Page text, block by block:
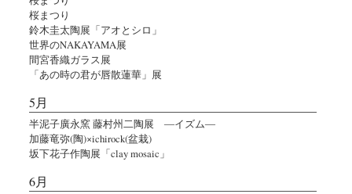
桜まつり
鈴木圭太陶展「アオとシロ」
世界のNAKAYAMA展
間宮香織ガラス展
「あの時の君が唇散蓮華」展
5月
半泥子廣永窯 藤村州二陶展 ―イズム―
加藤竜弥(陶)×ichirock(盆栽)
坂下花子作陶展「clay mosaic」
6月